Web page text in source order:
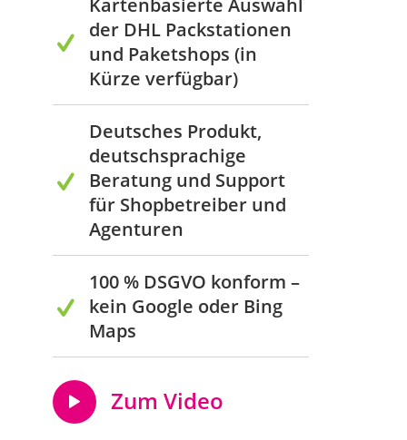
Kartenbasierte Auswahl
der DHL Packstationen
und Paketshops (in
Kürze verfügbar)
Deutsches Produkt,
deutschsprachige
Beratung und Support
für Shopbetreiber und
Agenturen
100 % DSGVO konform –
kein Google oder Bing
Maps
Zum Video